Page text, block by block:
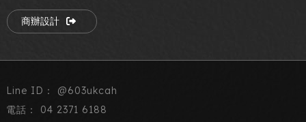
商辦設計
@603ukcah
04 2371 6188